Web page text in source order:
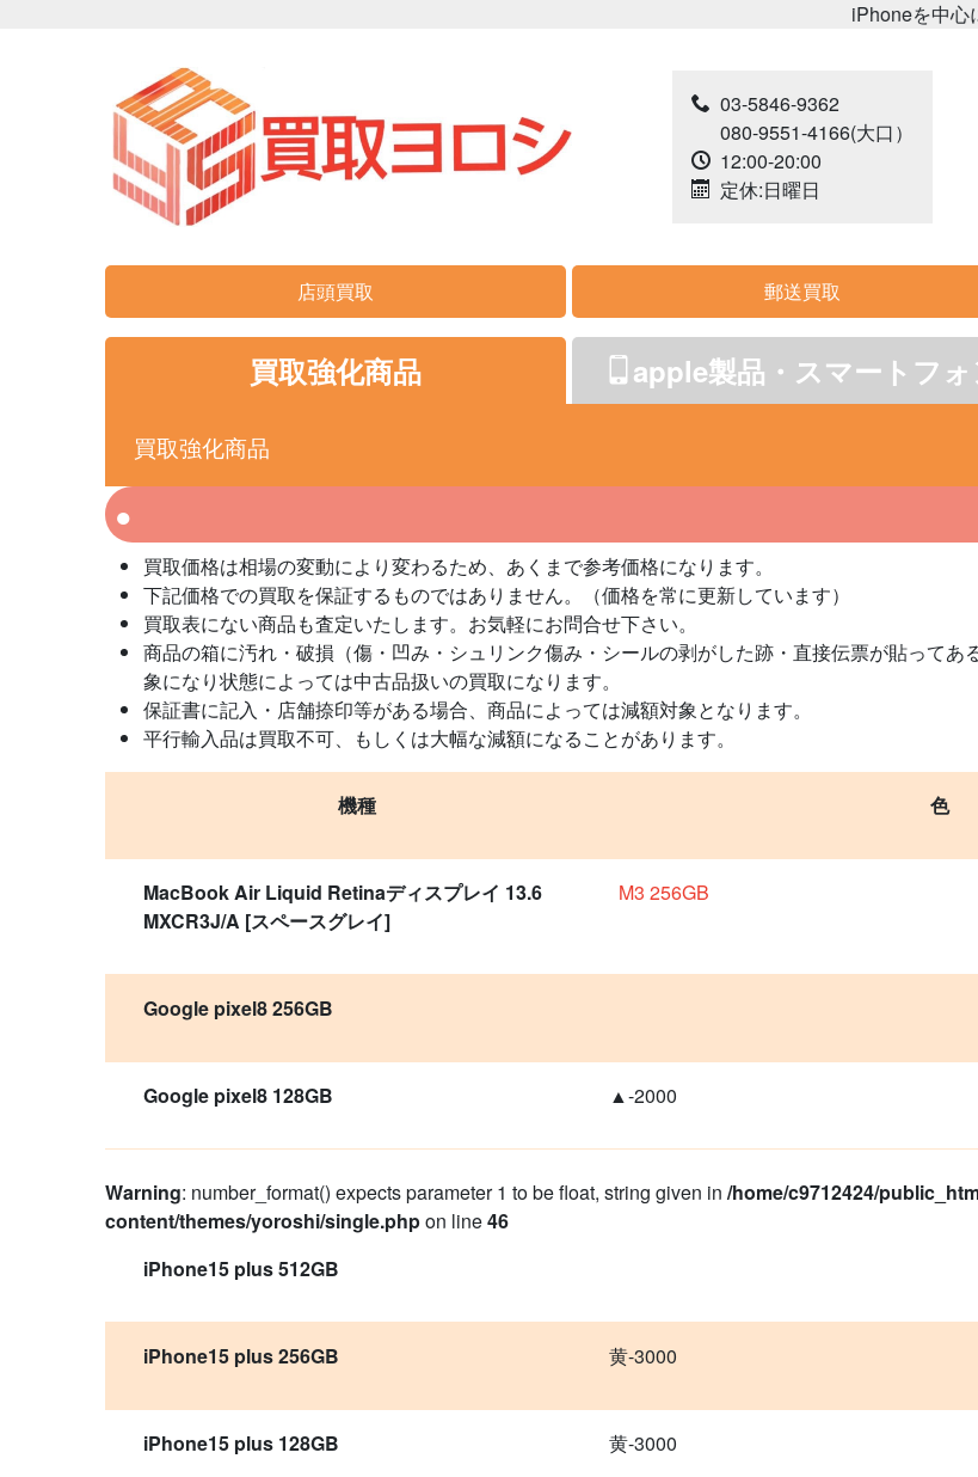
iPhoneを中心にApple製品、
03-5846-9362
080-9551-4166(大口）
12:00-20:00
定休:日曜日
店頭買取 郵送買取
買取強化商品
買取強化商品
apple製品・スマートフォ
買取価格は相場の変動により変わるため、あくまで参考価格になります。
下記価格での買取を保証するものではありません。（価格を常に更新しています）
買取表にない商品も査定いたします。お気軽にお問合せ下さい。
商品の箱に汚れ・破損（傷・凹み・シュリンク傷み・シールの剥がした跡・直接伝票が貼って
象になり状態によっては中古品扱いの買取になります。
保証書に記入・店舗捺印等がある場合、商品によっては減額対象となります。
平行輸入品は買取不可、もしくは大幅な減額になることがあります。
機種 色
MacBook Air Liquid Retinaディスプレイ 13.6
MXCR3J/A [スペースグレイ]
M3 256GB
Google pixel8 256GB
Google pixel8 128GB ▲-2000
Warning: number_format() expects parameter 1 to be float, string given in /home/c9712424/
content/themes/yoroshi/single.phpon line46
iPhone15 plus 512GB
iPhone15 plus 256GB 黄-3000
iPhone15 plus 128GB 黄-3000